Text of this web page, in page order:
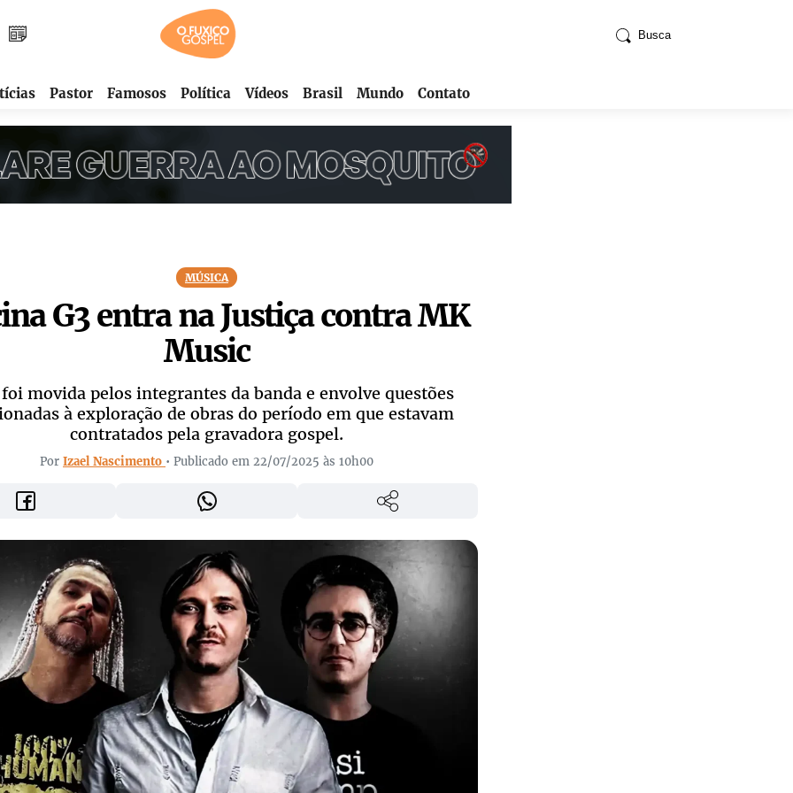
Busca
Pastor Famosos Política Vídeos Brasil Mundo Contato
MÚSICA
G3 entra na Justiça contra MK
Music
movida pelos integrantes da banda e envolve questões
à exploração de obras do período em que estavam
contratados pela gravadora gospel.
Por Izael Nascimento • Publicado em 22/07/2025 às 10h00